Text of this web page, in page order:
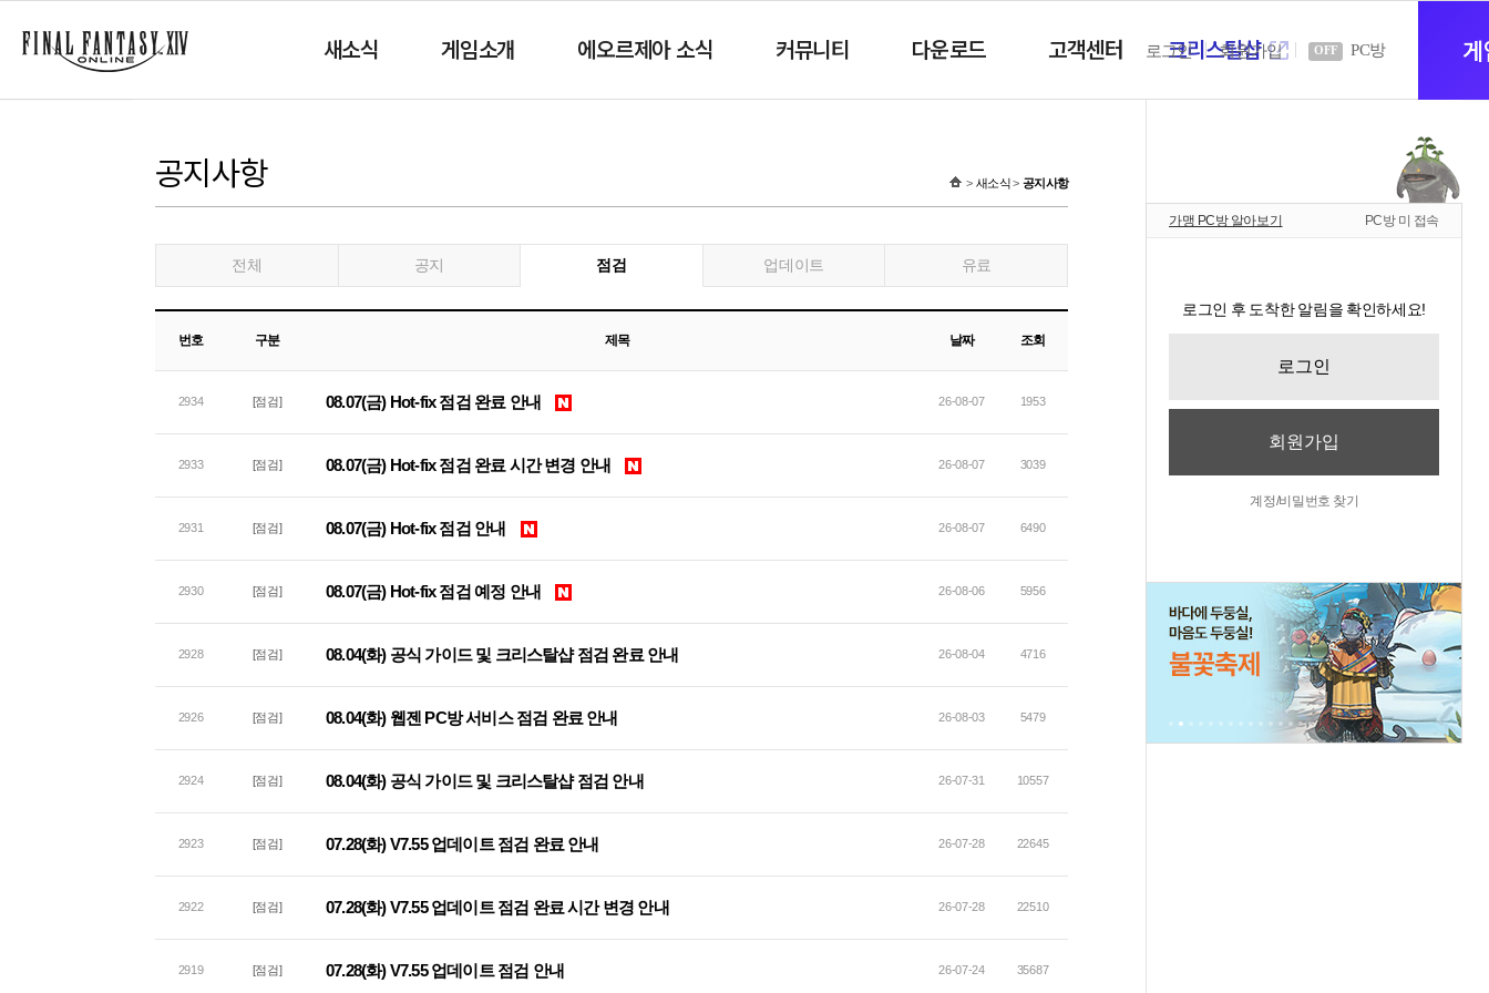
새소식 게임소개 에오르제아 소식 커뮤니티 다운로드 고객센터 크리스탈샵새
로그인 회원가입 OFF PC방
공지사항 새소식 공지사항
전체 공지 점검 업데이트 유료
번호 구분 제목 날짜 조회
2934 [점검] 08.07(금) Hot-fix 점검 완료 안내 26-08-07 1953
2933 [점검] 08.07(금) Hot-fix 점검 완료 시간 변경 안내 26-08-07 3039
2931 [점검] 08.07(금) Hot-fix 점검 안내 26-08-07 6490
2930 [점검] 08.07(금) Hot-fix 점검 예정 안내 26-08-06 5956
2928 [점검] 08.04(화) 공식 가이드 및 크리스탈샵 점검 완료 안내 26-08-04 4716
2926 [점검] 08.04(화) 웹젠 PC방 서비스 점검 완료 안내 26-08-03 5479
2924 [점검] 08.04(화) 공식 가이드 및 크리스탈샵 점검 안내 26-07-31 10557
2923 [점검] 07.28(화) V7.55 업데이트 점검 완료 안내 26-07-28 22645
2922 [점검] 07.28(화) V7.55 업데이트 점검 완료 시간 변경 안내 26-07-28 22510
2919 [점검] 07.28(화) V7.55 업데이트 점검 안내 26-07-24 35687
가맹 PC방 알아보기 PC방 미 접속
로그인 후 도착한 알림을 확인하세요!
로그인
회원가입
계정/비밀번호 찾기